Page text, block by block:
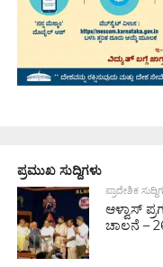
ಪ್ರಮುಖ ಸುದ್ದಿಗಳು
ಪ್ರಾದೇಶಿಕ
ಆಳ್ವಾಸ್
ಚಾಲನೆ –